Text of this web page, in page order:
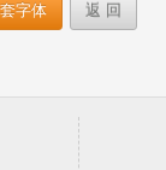
字体 返 回